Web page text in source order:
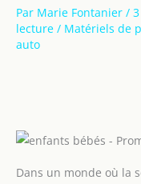
Par Marie Fontanier /
lecture / Matériels de
auto
Dans un monde où la